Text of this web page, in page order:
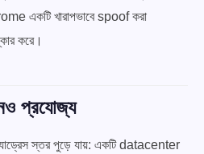
একটি খারাপভাবে spoof করা
করে।
প্রযোজ্য
স্তর পুড়ে যায়: একটি datacenter